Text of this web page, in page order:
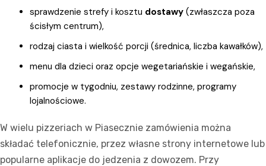
sprawdzenie strefy i kosztu dostawy (zwłaszcza poza
ścisłym centrum),
rodzaj ciasta i wielkość porcji (średnica, liczba kawałków),
menu dla dzieci oraz opcje wegetariańskie i wegańskie,
promocje w tygodniu, zestawy rodzinne, programy
lojalnościowe.
W wielu pizzeriach w Piasecznie zamówienia można
składać telefonicznie, przez własne strony internetowe lub
popularne aplikacje do jedzenia z dowozem. Przy